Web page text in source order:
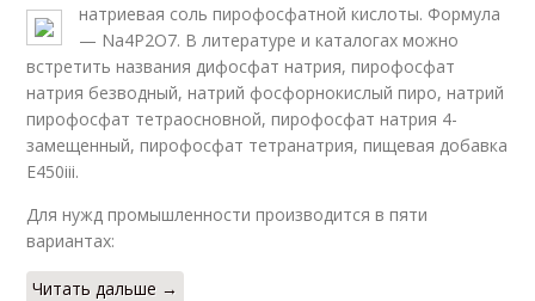
натриевая соль пирофосфатной кислоты. Формула
— Na4Р2О7. В литературе и каталогах можно
встретить названия дифосфат натрия, пирофосфат
натрия безводный, натрий фосфорнокислый пиро, натрий
пирофосфат тетраосновной, пирофосфат натрия 4-
замещенный, пирофосфат тетранатрия, пищевая добавка
E450iii.
Для нужд промышленности производится в пяти
вариантах:
Читать дальше →